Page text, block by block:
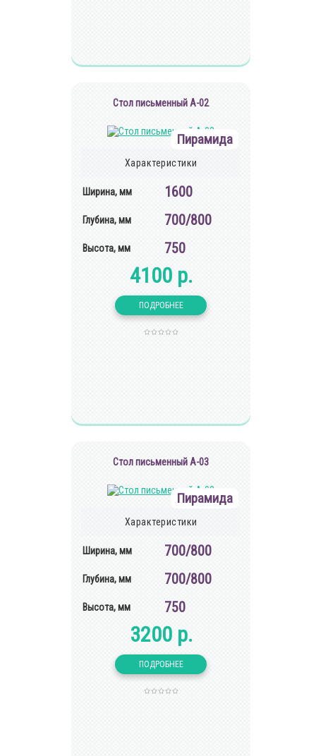
Стол письменный А-02
Пирамида
Характеристики
Ширина, мм 1600
Глубина, мм 700/800
Высота, мм 750
4100 р.
Стол письменный А-03
Пирамида
Характеристики
Ширина, мм 700/800
Глубина, мм 700/800
Высота, мм 750
3200 р.